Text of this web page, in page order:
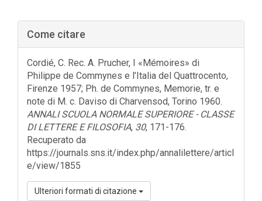
Barra
laterale
dell'articolo
Come citare
Cordié, C. Rec. A. Prucher, I «Mémoires» di
Philippe de Commynes e l’Italia del Quattrocento,
Firenze 1957; Ph. de Commynes, Memorie, tr. e
note di M. c. Daviso di Charvensod, Torino 1960.
ANNALI SCUOLA NORMALE SUPERIORE - CLASSE
DI LETTERE E FILOSOFIA, 30, 171-176.
Recuperato da
https://journals.sns.it/index.php/annalilettere/articl
e/view/1855
Ulteriori formati di citazione